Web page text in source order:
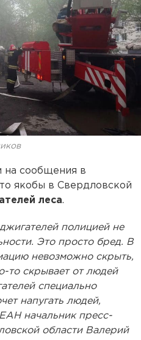
на сообщения в
якобы в Свердловской
леса.
полицией не
Это просто бред. В
невозможно скрыть,
то скрывает от людей
специально
напугать людей,
начальник пресс-
области Валерий